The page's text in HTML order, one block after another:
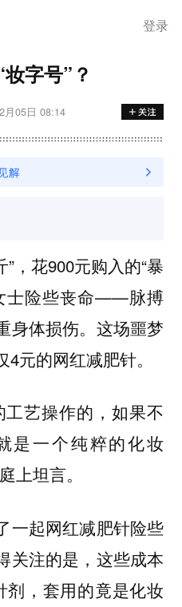
登录
字号”？
月05日 08:14
，花900元购入的“暴
士险些丧命——脉搏
身体损伤。这场噩梦
元的网红减肥针。
工艺操作的，如果不
是一个纯粹的化妆
上坦言。
一起网红减肥针险些
关注的是，这些成本
剂，套用的竟是化妆